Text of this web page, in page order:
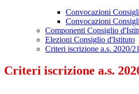
Convocazioni
Convocazioni
Componenti Consiglio
Elezioni Consiglio d'Istituto
Criteri iscrizione a.s. 2020/21
Criteri iscrizione a.s.